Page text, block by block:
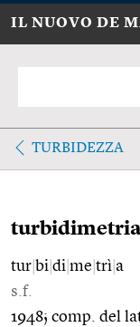
IL NUOVO DE
TURBIDEZZA
tur bi di me trì a
s.f.
1948; comp. del